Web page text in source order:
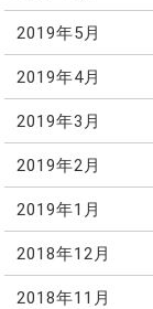
2019年5月
2019年4月
2019年3月
2019年2月
2019年1月
2018年12月
2018年11月